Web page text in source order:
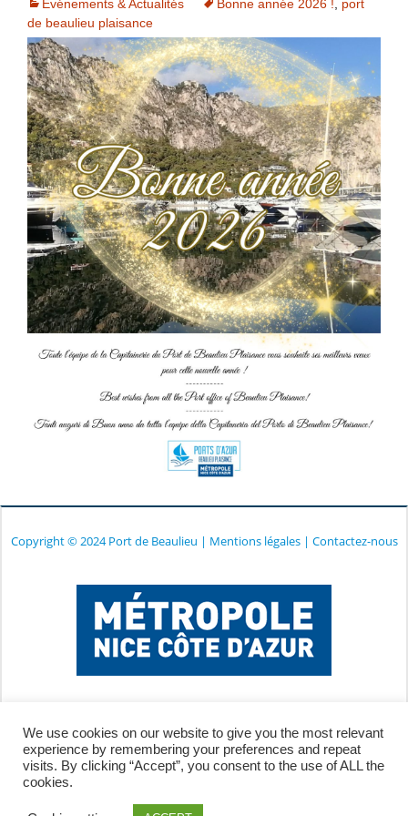
Evénements & Actualités Bonne année 2026 !
port
de beaulieu plaisance
Copyright © 2024 Port de Beaulieu | Mentions légales| Contactez-nous
We use cookies on our website to give you the most relevant
experience by remembering your preferences and repeat
visits. By clicking “Accept”, you consent to the use of ALL the
cookies.